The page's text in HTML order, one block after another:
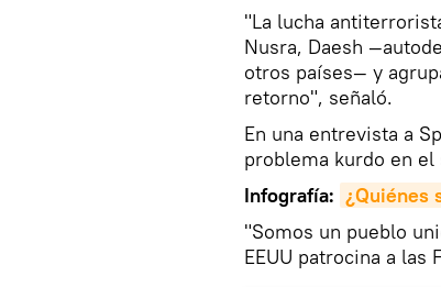
"La lucha
Nusra, Daesh
otros países— y
retorno", señaló.
En una entrevista a
problema kurdo en
Infografía: ¿Quiénes
"Somos un pueblo
EEUU patrocina a las